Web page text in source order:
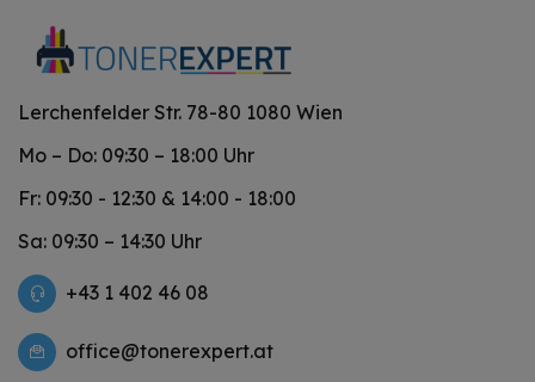
Lerchenfelder Str. 78-80 1080 Wien
Mo – Do: 09:30 – 18:00 Uhr
Fr: 09:30 - 12:30 & 14:00 - 18:00
Sa: 09:30 – 14:30 Uhr
+43 1 402 46 08
office@tonerexpert.at